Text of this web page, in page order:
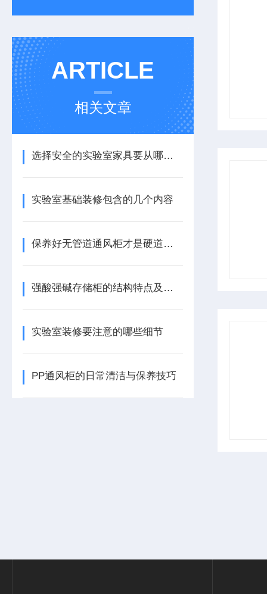
ARTICLE
相关文章
选择安全的实验室家具要从哪几点考虑
实验室基础装修包含的几个内容
保养好无管道通风柜才是硬道理！
强酸强碱存储柜的结构特点及优势是什么？
实验室装修要注意的哪些细节
PP通风柜的日常清洁与保养技巧